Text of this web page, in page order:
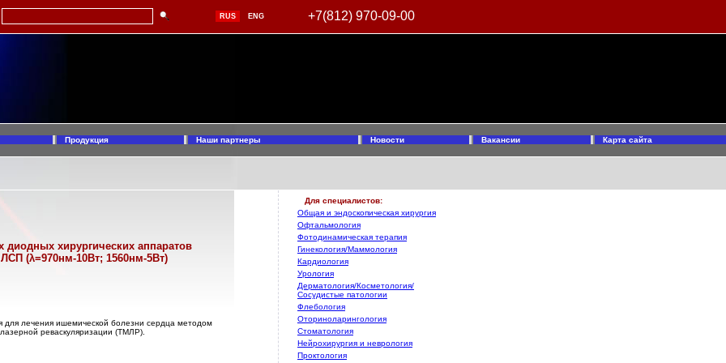
RUS ENG +7(812) 970-09-00
Продукция Наши партнеры Новости Вакансии Карта сайта
хирургических аппаратов
ЛСП (λ=970нм-10Вт; 1560нм-5Вт)
для лечения ишемической болезни сердца методом
реваскуляризации (ТМЛР).
Для специалистов:
Общая и эндоскопическая хирургия
Офтальмология
Фотодинамическая терапия
Гинекология/Маммология
Кардиология
Урология
Дерматология/Косметология/
Сосудистые патологии
Флебология
Оториноларингология
Стоматология
Нейрохирургия и неврология
Проктология